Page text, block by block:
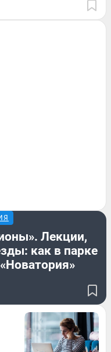
Лекции,
как в парке